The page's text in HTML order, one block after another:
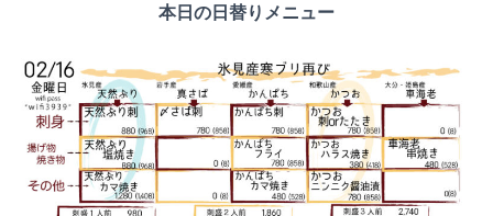
本日の日替りメニュー